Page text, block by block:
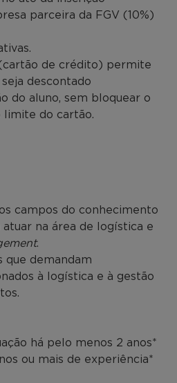
parceira da FGV (10%)
de crédito) permite
descontado
do aluno, sem bloquear o
limite do cartão.
campos do conhecimento
na área de logística e
.
que demandam
à logística e à gestão
há pelo menos 2 anos*
ou mais de experiência*